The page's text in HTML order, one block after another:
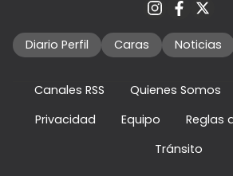
Diario Perfil Caras Noticias
Canales RSS Quienes Somos
Privacidad
Equipo
Reglas
Tránsito